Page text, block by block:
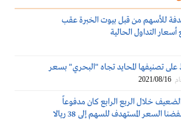
للأسهم من قبل بيوت الخبرة عقب
على تصنيفها المحايد تجاه "البحري" بسعر
2021/08/16
خلال الربع الرابع كان مدفوعاً
السعر المستهدف للسهم إلى 38 ريالا